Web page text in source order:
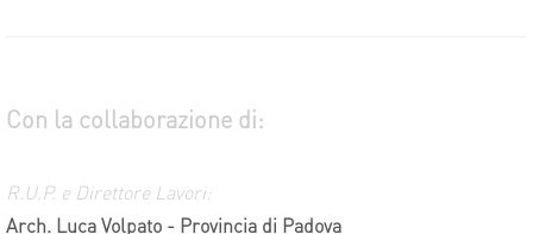
Con la collaborazione di:
R.U.P. e Direttore Lavori:
Arch. Luca Volpato - Provincia di Padova